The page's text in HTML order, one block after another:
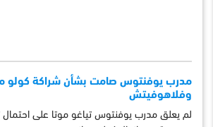
مدرب يوفنتوس صامت بشأن شراكة كولو
وفلاهوفيتش
لم يعلق مدرب يوفنتوس تياغو موتا على